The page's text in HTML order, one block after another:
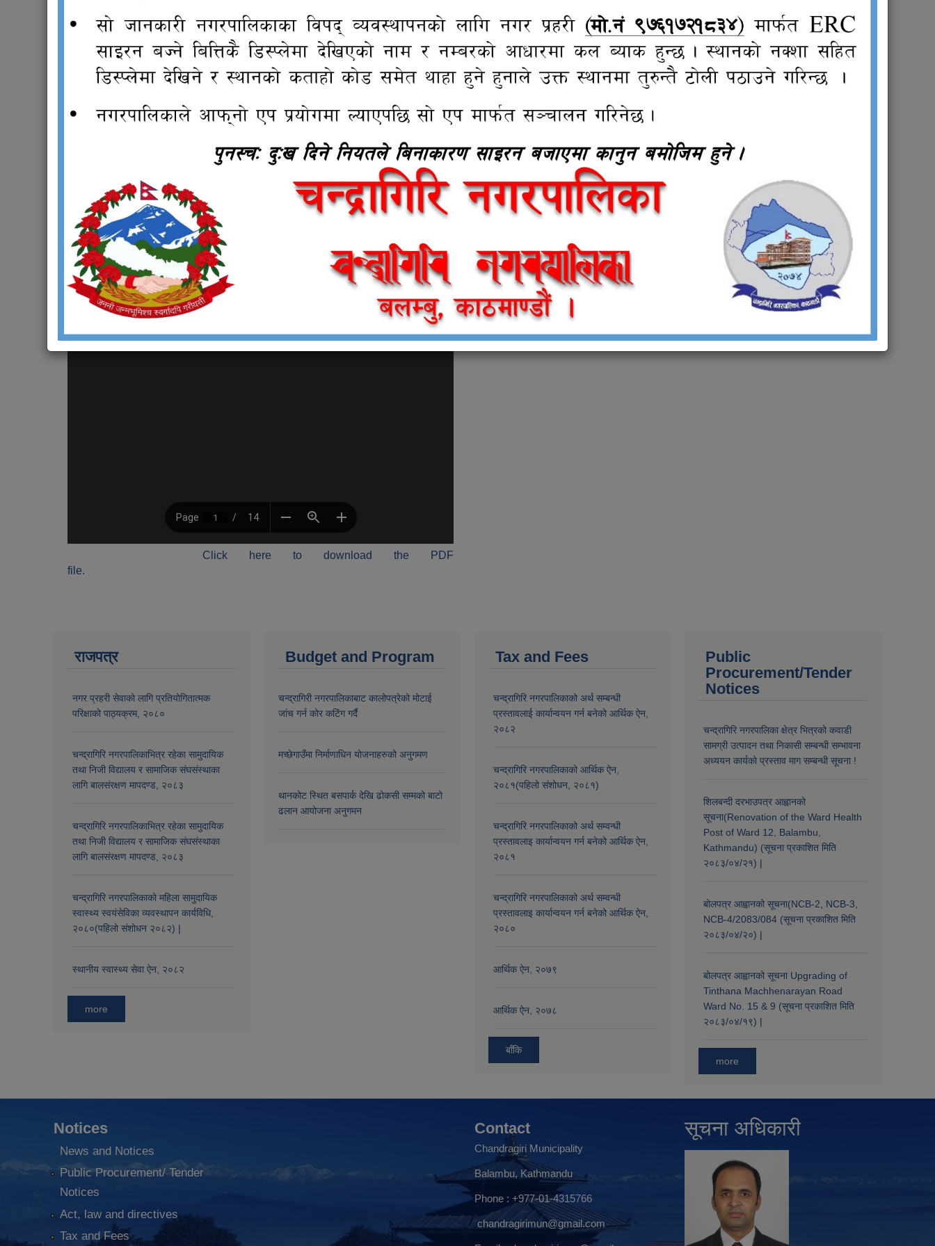
Click here to download the PDF
file.
राजपत्र
नगर प्रहरी सेवाको लागि प्रतियोगितात्मक
परिक्षाको पाठ्यक्रम, २०८०
चन्द्रागिरि नगरपालिकाभित्र रहेका सामुदायिक
तथा निजी विद्यालय र सामाजिक संघसंस्थाका
लागि बालसंरक्षण मापदण्ड, २०८३
चन्द्रागिरि नगरपालिकाभित्र रहेका सामुदायिक
तथा निजी विद्यालय र सामाजिक संघसंस्थाका
लागि बालसंरक्षण मापदण्ड, २०८३
चन्द्रागिरि नगरपालिकाको महिला सामुदायिक
स्वास्थ्य स्वयंसेविका व्यवस्थापन कार्यविधि,
२०८०(पहिलो संशोधन २०८२) |
स्थानीय स्वास्थ्य सेवा ऐन, २०८२
more
Budget and Program
चन्द्रागिरी नगरपालिकाबाट कालोपत्रेको मोटाई
जांच गर्न कोर कटिंग गर्दै
मच्छेगाउँमा निर्माणाधिन योजनाहरुको अनुगमण
थानकोट स्थित बसपार्क देखि ढोकसी सम्मको बाटो
ढलान आयोजना अनुगमन
Tax and Fees
चन्द्रागिरि नगरपालिकाको अर्थ सम्बन्धी
प्रस्तावलाई कार्यान्वयन गर्न बनेको आर्थिक ऐन,
२०८२
चन्द्रागिरि नगरपालिकाको आर्थिक ऐन,
२०८१(पहिलो संशोधन, २०८१)
चन्द्रागिरि नगरपालिकाको अर्थ सम्वन्धी
प्रस्तावलाइ कार्यान्वयन गर्न बनेको आर्थिक ऐन,
२०८१
चन्द्रागिरि नगरपालिकाको अर्थ सम्वन्धी
प्रस्तावलाइ कार्यान्वयन गर्न बनेको आर्थिक ऐन,
२०८०
आर्थिक ऐन, २०७९
आर्थिक ऐन, २०७८
बाँकि
Public
Procurement/Tender
Notices
चन्द्रागिरि नगरपालिका क्षेत्र भित्रको कवाडी
सामग्री उत्पादन तथा निकासी सम्बन्धी सम्भावना
अध्ययन कार्यको प्रस्ताव माग सम्बन्धी सूचना !
शिलबन्दी दरभाउपत्र आह्वानको
सूचना(Renovation of the Ward Health
Post of Ward 12, Balambu,
Kathmandu) (सूचना प्रकाशित मिति
२०८३/०४/२१) |
बोलपत्र आह्वानको सूचना(NCB-2, NCB-3,
NCB-4/2083/084 (सूचना प्रकाशित मिति
२०८३/०४/२०) |
बोलपत्र आह्वानको सूचना Upgrading of
Tinthana Machhenarayan Road
Ward No. 15 & 9 (सूचना प्रकाशित मिति
२०८३/०४/१९) |
more
Notices
News and Notices
Public Procurement/ Tender
Notices
Act, law and directives
Tax and Fees
Contact
Chandragiri Municipality
Balambu, Kathmandu
Phone : +977-01-4315766
chandragirimun@gmail.com
सूचना अधिकारी